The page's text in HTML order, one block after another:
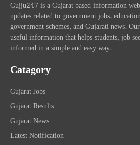
Gujju247 is a Gujarat-based information
updates related to government jobs,
government schemes, and Gujarati news.
useful information that helps students, job
informed in a simple and easy way.
Catagory
Gujarat Jobs
Gujarat Results
Gujarat News
Latest Notification